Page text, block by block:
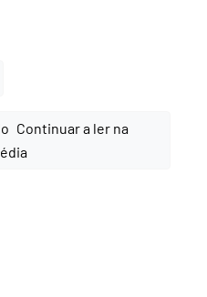
Continuar a ler na